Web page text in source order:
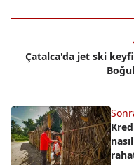
Çatalca'da jet ski